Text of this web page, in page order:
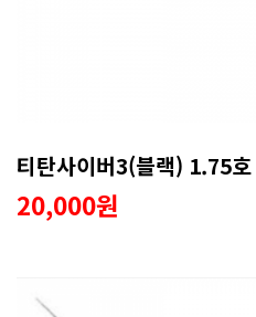
티탄사이버3(블랙) 1.75
20,000원